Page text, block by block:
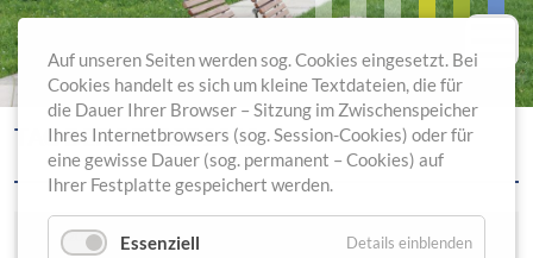
TAG DER PFLEGE 2022
12.05.2022
Auf unseren Seiten werden sog. Cookies eingesetzt. Bei
Cookies handelt es sich um kleine Textdateien, die für
die Dauer Ihrer Browser – Sitzung im Zwischenspeicher
Ihres Internetbrowsers (sog. Session-Cookies) oder für
eine gewisse Dauer (sog. permanent – Cookies) auf
Ihrer Festplatte gespeichert werden.
Essenziell Details einblenden